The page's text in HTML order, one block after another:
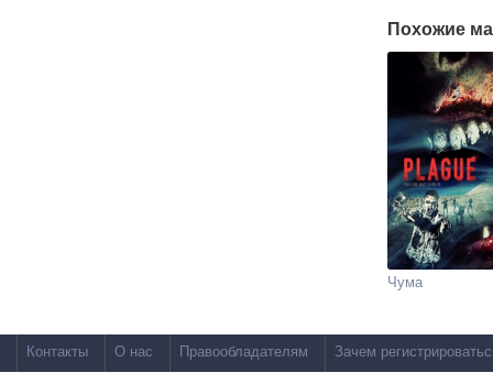
Похожие
Чума
Контакты О нас Правообладателям Зачем